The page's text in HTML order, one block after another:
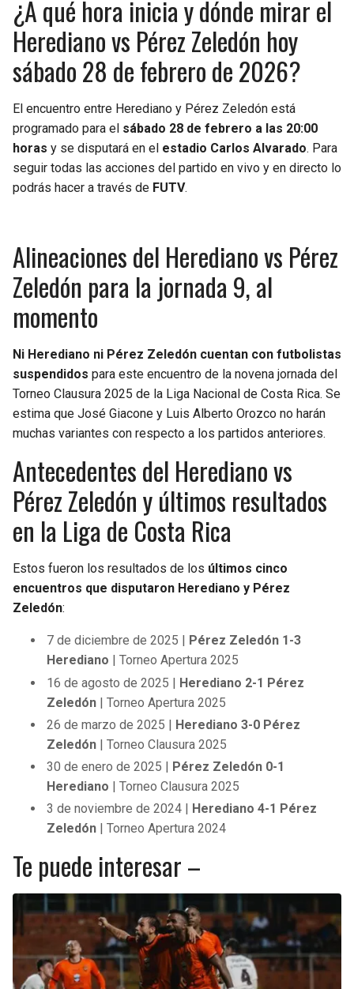
¿A qué hora inicia y dónde mirar el
Herediano vs Pérez Zeledón hoy
sábado 28 de febrero de 2026?
El encuentro entre Herediano y Pérez Zeledón está
programado para el sábado 28 de febrero a las 20:00
horas y se disputará en el estadio Carlos Alvarado. Para
seguir todas las acciones del partido en vivo y en directo lo
podrás hacer a través de FUTV.
Alineaciones del Herediano vs Pérez
Zeledón para la jornada 9, al
momento
Ni Herediano ni Pérez Zeledón cuentan con futbolistas
suspendidos para este encuentro de la novena jornada del
Torneo Clausura 2025 de la Liga Nacional de Costa Rica. Se
estima que José Giacone y Luis Alberto Orozco no harán
muchas variantes con respecto a los partidos anteriores.
Antecedentes del Herediano vs
Pérez Zeledón y últimos resultados
en la Liga de Costa Rica
Estos fueron los resultados de los últimos cinco
encuentros que disputaron Herediano y Pérez
Zeledón:
7 de diciembre de 2025 |
Pérez Zeledón 1-3
Herediano | Torneo Apertura 2025
16 de agosto de 2025 | Herediano 2-1 Pérez
Zeledón | Torneo Apertura 2025
26 de marzo de 2025 | Herediano 3-0 Pérez
Zeledón | Torneo Clausura 2025
30 de enero de 2025 | Pérez Zeledón 0-1
Herediano | Torneo Clausura 2025
3 de noviembre de 2024 | Herediano 4-1 Pérez
Zeledón | Torneo Apertura 2024
Te puede interesar –